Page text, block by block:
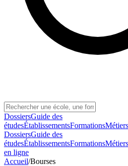
DossiersGuide des
étudesÉtablissementsFormationsMétiers
DossiersGuide des
étudesÉtablissementsFormationsMétiers
en ligne
Accueil/Bourses